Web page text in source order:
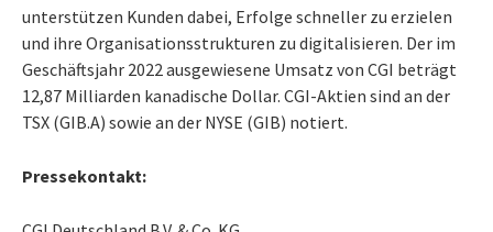
unterstützen Kunden dabei, Erfolge schneller zu erzielen
und ihre Organisationsstrukturen zu digitalisieren. Der im
Geschäftsjahr 2022 ausgewiesene Umsatz von CGI beträgt
12,87 Milliarden kanadische Dollar. CGI-Aktien sind an der
TSX (GIB.A) sowie an der NYSE (GIB) notiert.
Pressekontakt: